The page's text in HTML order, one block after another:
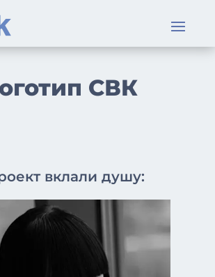
СВК
вклали душу: